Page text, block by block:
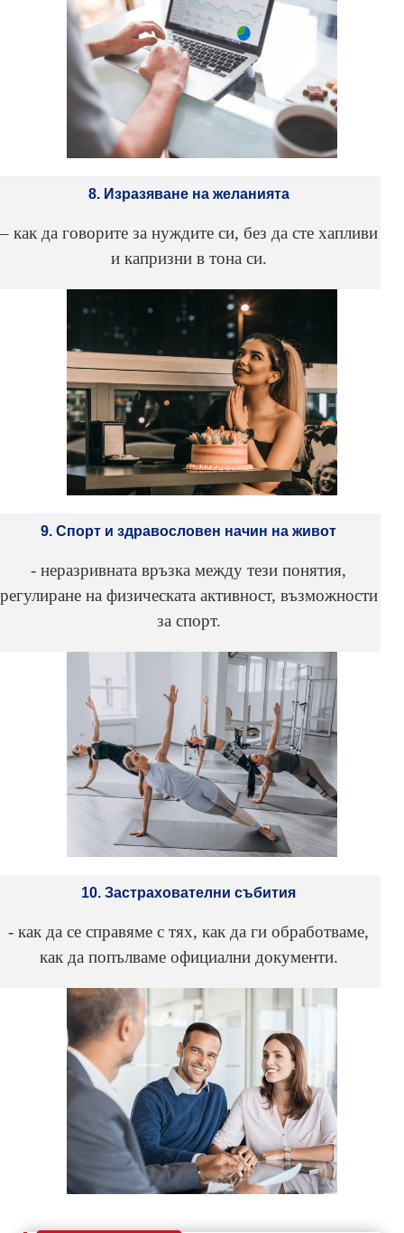
8. Изразяване на желанията
– как да говорите за нуждите си, без да сте хапливи
и капризни в тона си.
9. Спорт и здравословен начин на живот
- неразривната връзка между тези понятия,
регулиране на физическата активност, възможности
за спорт.
10. Застрахователни събития
- как да се справяме с тях, как да ги обработваме,
как да попълваме официални документи.